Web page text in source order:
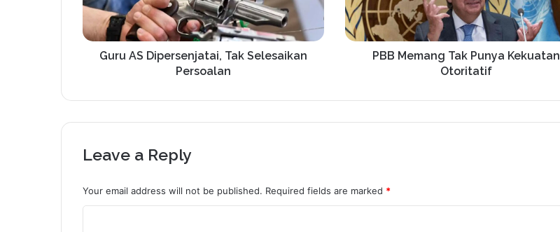
Guru AS Dipersenjatai, Tak Selesaikan
Persoalan
PBB Memang Tak Punya Kekuatan
Otoritatif
Leave a Reply
Your email address will not be published. Required fields are marked *